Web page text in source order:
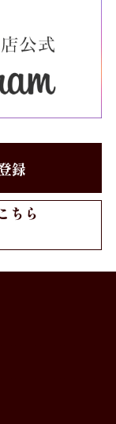
録
ちら